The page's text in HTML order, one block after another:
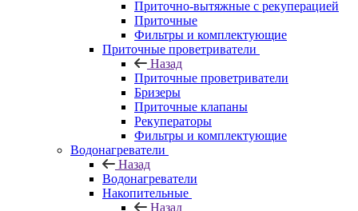
Приточно-вытяжные с рекуперацией
Приточные
Фильтры и комплектующие
Приточные проветриватели
Назад
Приточные проветриватели
Бризеры
Приточные клапаны
Рекуператоры
Фильтры и комплектующие
Водонагреватели
Назад
Водонагреватели
Накопительные
Назад